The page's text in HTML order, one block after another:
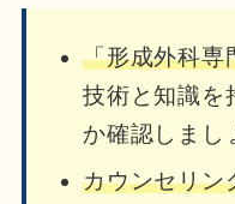
「形成外科専
技術と知識を
か確認しまし
カウンセリン